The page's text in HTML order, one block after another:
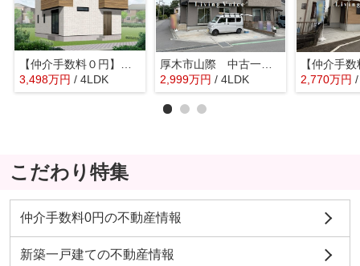
【仲介手数料０円】厚木市温水第4 新築一戸建て
3,498万円 / 4LDK
厚木市山際 中古一戸建て
2,999万円 / 4LDK 2,770万円
こだわり特集
仲介手数料0円の不動産情報
新築一戸建ての不動産情報